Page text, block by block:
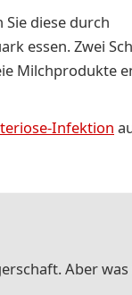
diese durch
essen. Zwei
Milchprodukte
Infektion
Aber